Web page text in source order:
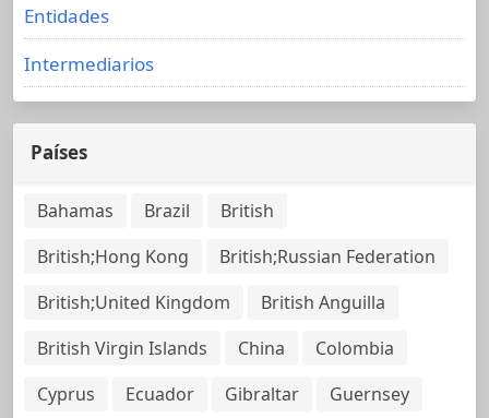
Entidades
Intermediarios
Países
Bahamas Brazil
British
British;Hong Kong
British;Russian Federation
British;United Kingdom
British Anguilla
British Virgin Islands
China
Colombia
Cyprus
Ecuador Gibraltar
Guernsey